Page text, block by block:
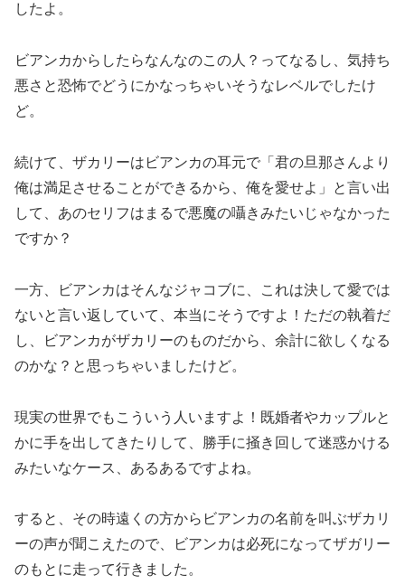
したよ。
ビアンカからしたらなんなのこの人？ってなるし、気持ち
悪さと恐怖でどうにかなっちゃいそうなレベルでしたけ
ど。
続けて、ザカリーはビアンカの耳元で「君の旦那さんより
俺は満足させることができるから、俺を愛せよ」と言い出
して、あのセリフはまるで悪魔の囁きみたいじゃなかった
ですか？
一方、ビアンカはそんなジャコブに、これは決して愛では
ないと言い返していて、本当にそうですよ！ただの執着だ
し、ビアンカがザカリーのものだから、余計に欲しくなる
のかな？と思っちゃいましたけど。
現実の世界でもこういう人いますよ！既婚者やカップルと
かに手を出してきたりして、勝手に掻き回して迷惑かける
みたいなケース、あるあるですよね。
すると、その時遠くの方からビアンカの名前を叫ぶザカリ
ーの声が聞こえたので、ビアンカは必死になってザガリー
のもとに走って行きました。